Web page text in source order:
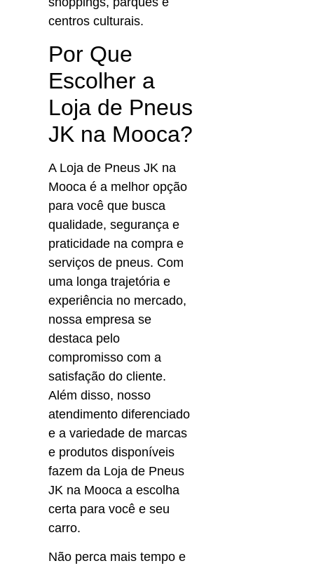
centros culturais.
Por Que
Escolher a
Loja de Pneus
JK na Mooca?
A Loja de Pneus JK na
Mooca é a melhor opção
para você que busca
qualidade, segurança e
praticidade na compra e
serviços de pneus. Com
uma longa trajetória e
experiência no mercado,
nossa empresa se
destaca pelo
compromisso com a
satisfação do cliente.
Além disso, nosso
atendimento diferenciado
e a variedade de marcas
e produtos disponíveis
fazem da Loja de Pneus
JK na Mooca a escolha
certa para você e seu
carro.
Não perca mais tempo e